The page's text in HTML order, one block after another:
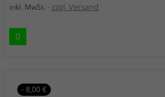
inkl. MwSt. zzgl. Versand
0
- 8,00 €